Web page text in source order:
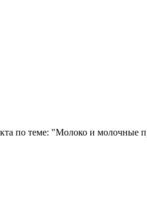
по теме: "Молоко и молочные